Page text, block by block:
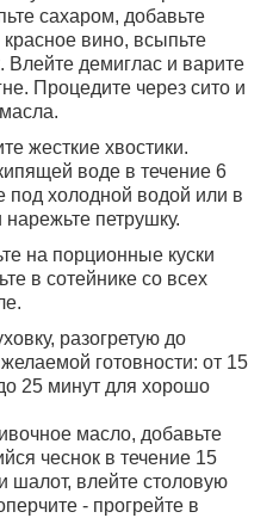
сахаром, добавьте
вино, всыпьте
Влейте демиглас и варите
Процедите через сито и
жесткие хвостики.
воде в течение 6
под холодной водой или в
петрушку.
на порционные куски
в сотейнике со всех
разогретую до
готовности: от 15
25 минут для хорошо
масло, добавьте
чеснок в течение 15
шалот, влейте столовую
- прогрейте в